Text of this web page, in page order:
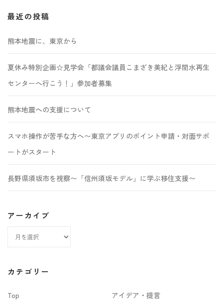
最近の投稿
熊本地震に、東京から
夏休み特別企画☆見学会「都議会議員こまざき美紀と浮間水再生
センターへ行こう！」参加者募集
熊本地震への支援について
スマホ操作が苦手な方へ〜東京アプリのポイント申請・対面サポ
ートがスタート
長野県須坂市を視察〜「信州須坂モデル」に学ぶ移住支援〜
アーカイブ
ブ
カテゴリー
Top
アイデア・提言